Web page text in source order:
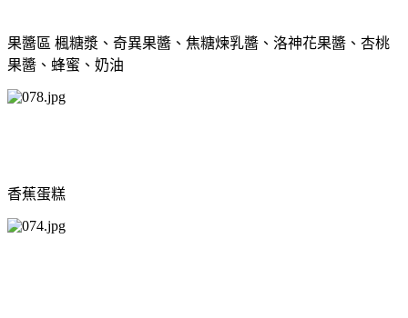
果醬區 楓糖漿、奇異果醬、焦糖煉乳醬、洛神花果醬、杏桃
果醬、蜂蜜、奶油
香蕉蛋糕